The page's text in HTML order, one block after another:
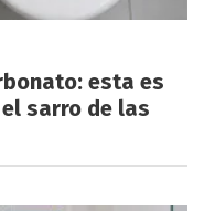
esta es
el sarro de las